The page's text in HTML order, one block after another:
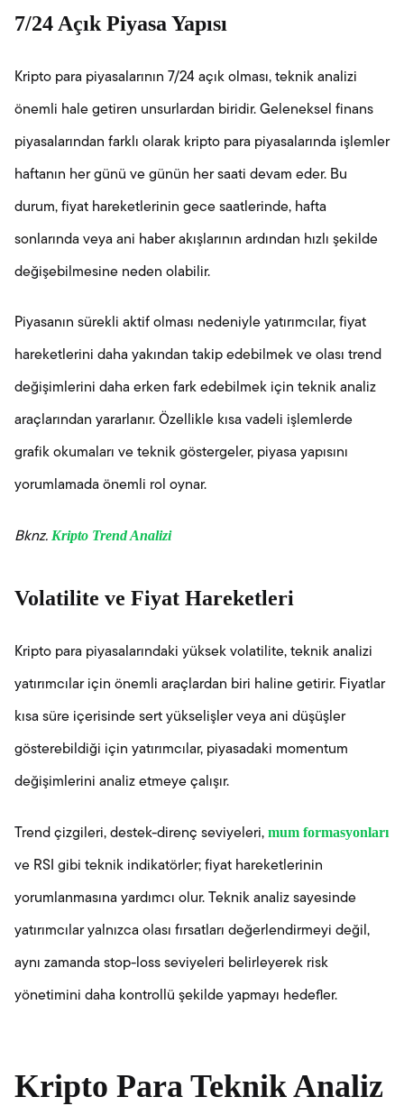
7/24 Açık Piyasa Yapısı
Kripto para piyasalarının 7/24 açık olması, teknik analizi
önemli hale getiren unsurlardan biridir. Geleneksel finans
piyasalarından farklı olarak kripto para piyasalarında işlemler
haftanın her günü ve günün her saati devam eder. Bu
durum, fiyat hareketlerinin gece saatlerinde, hafta
sonlarında veya ani haber akışlarının ardından hızlı şekilde
değişebilmesine neden olabilir.
Piyasanın sürekli aktif olması nedeniyle yatırımcılar, fiyat
hareketlerini daha yakından takip edebilmek ve olası trend
değişimlerini daha erken fark edebilmek için teknik analiz
araçlarından yararlanır. Özellikle kısa vadeli işlemlerde
grafik okumaları ve teknik göstergeler, piyasa yapısını
yorumlamada önemli rol oynar.
Bknz. Kripto Trend Analizi
Volatilite ve Fiyat Hareketleri
Kripto para piyasalarındaki yüksek volatilite, teknik analizi
yatırımcılar için önemli araçlardan biri haline getirir. Fiyatlar
kısa süre içerisinde sert yükselişler veya ani düşüşler
gösterebildiği için yatırımcılar, piyasadaki momentum
değişimlerini analiz etmeye çalışır.
Trend çizgileri, destek-direnç seviyeleri, mum formasyonları
ve RSI gibi teknik indikatörler; fiyat hareketlerinin
yorumlanmasına yardımcı olur. Teknik analiz sayesinde
yatırımcılar yalnızca olası fırsatları değerlendirmeyi değil,
aynı zamanda stop-loss seviyeleri belirleyerek risk
yönetimini daha kontrollü şekilde yapmayı hedefler.
Kripto Para Teknik Analiz